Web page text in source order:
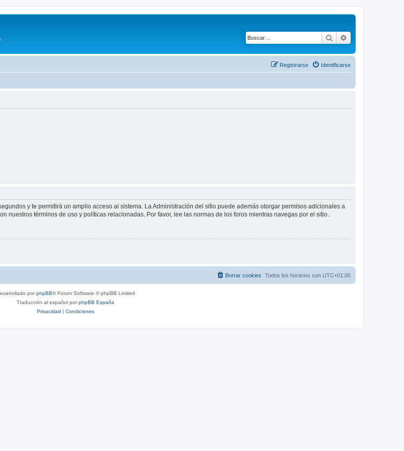
Buscar
Identificarse
Registrarse
y te permitirá un amplio acceso al sistema. La Administración del sitio puede además otorgar permisos adicionales a
nuestros términos de uso y políticas relacionadas. Por favor, lee las normas de los foros mientras navegas por el sitio.
Todos los horarios son UTC+01:00
Borrar cookies
porphpBB® Forum Software © phpBB Limited
Traducción al español porphpBB España
Privacidad | Condiciones